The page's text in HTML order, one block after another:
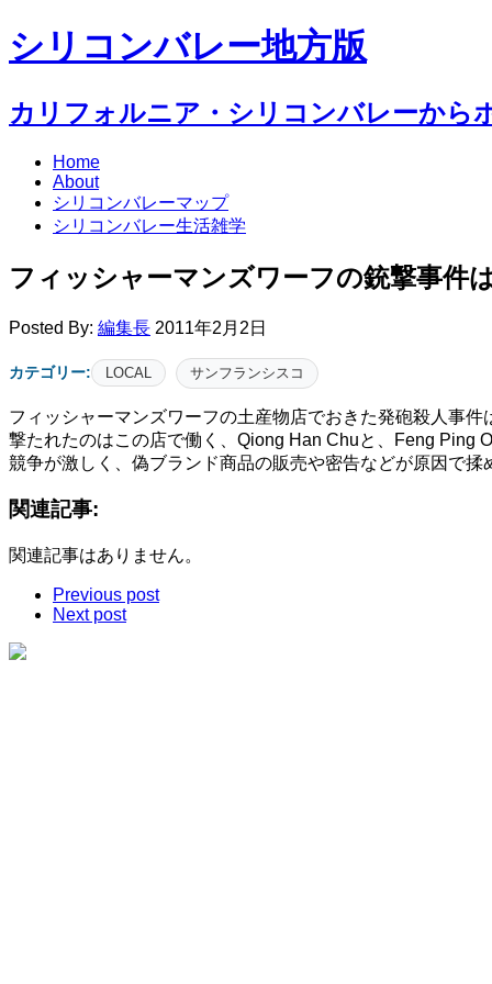
シリコンバレー地方版
カリフォルニア・シリコンバレーから
Home
About
シリコンバレーマップ
シリコンバレー生活雑学
フィッシャーマンズワーフの銃撃事件
Posted By: 編集長 2011年2月2日
カテゴリー: LOCAL サンフランシスコ
フィッシャーマンズワーフの土産物店でおきた発砲殺人事
撃たれたのはこの店で働く、Qiong Han Chuと、Feng Ping
競争が激しく、偽ブランド商品の販売や密告などが原因で揉
関連記事:
関連記事はありません。
Previous post
Next post